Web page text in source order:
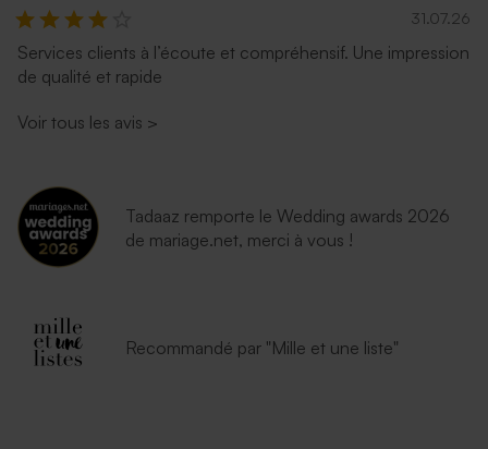
31.07.26
Services clients à l’écoute et compréhensif. Une impression
de qualité et rapide
Voir tous les avis >
Tadaaz remporte le Wedding awards 2026
de mariage.net, merci à vous !
Recommandé par "Mille et une liste"